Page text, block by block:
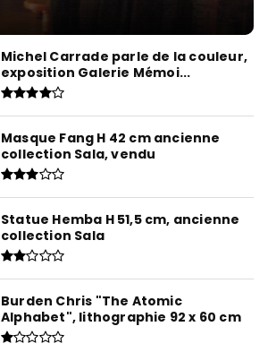
Michel Carrade parle de la couleur,
exposition Galerie Mémoi...
Masque Fang H 42 cm ancienne
collection Sala, vendu
Statue Hemba H 51,5 cm, ancienne
collection Sala
Burden Chris "The Atomic
Alphabet", lithographie 92 x 60 cm